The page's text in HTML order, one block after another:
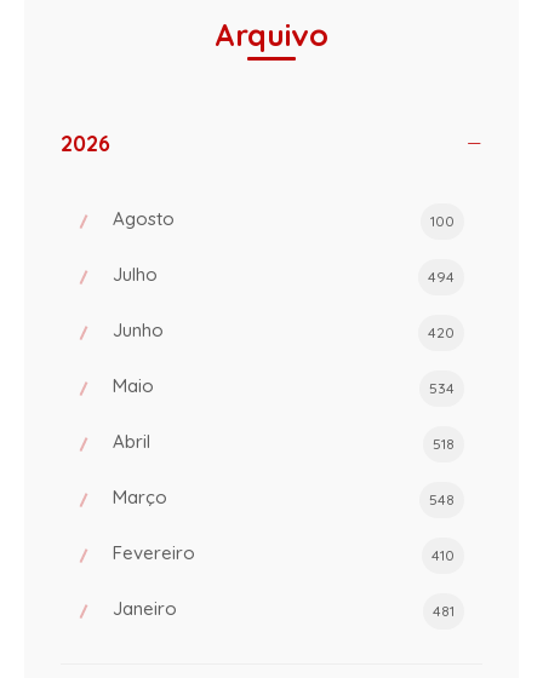
Arquivo
2026
Agosto 100
Julho 494
Junho 420
Maio 534
Abril 518
Março 548
Fevereiro 410
Janeiro 481